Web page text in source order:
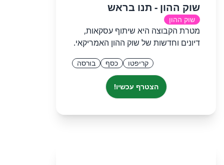
שוק ההון - תנו בראש
שוק ההון
מטרת הקבוצה היא שיתוף עסקאות,
דיונים וחדשות של שוק ההון האמריקאי.
קריפטו כסף בורסה
הצטרף עכשיו!